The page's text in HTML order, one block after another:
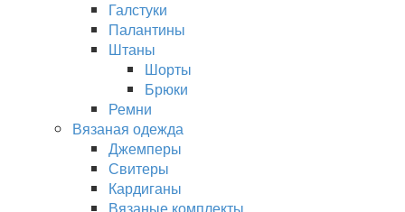
Галстуки
Палантины
Штаны
Шорты
Брюки
Ремни
Вязаная одежда
Джемперы
Свитеры
Кардиганы